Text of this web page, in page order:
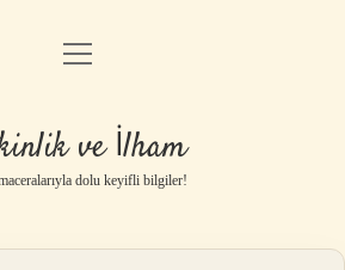
Anasayfa
Gizlilik Politikası
Yasal Uyarı
menüyü
ve İlham
dolu keyifli bilgiler!